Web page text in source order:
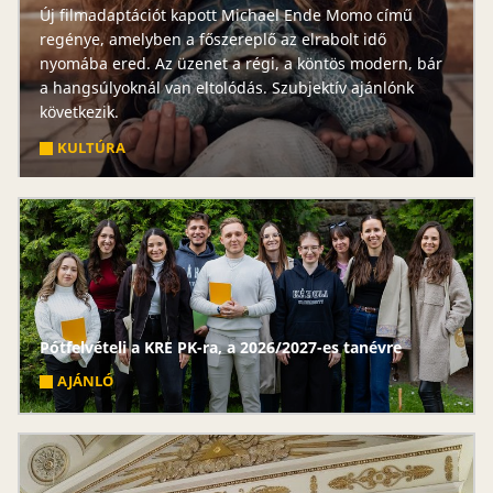
Új filmadaptációt kapott Michael Ende Momo című
regénye, amelyben a főszereplő az elrabolt idő
nyomába ered. Az üzenet a régi, a köntös modern, bár
a hangsúlyoknál van eltolódás. Szubjektív ajánlónk
következik.
KULTÚRA
Pótfelvételi a KRE PK-ra, a 2026/2027-es tanévre
AJÁNLÓ